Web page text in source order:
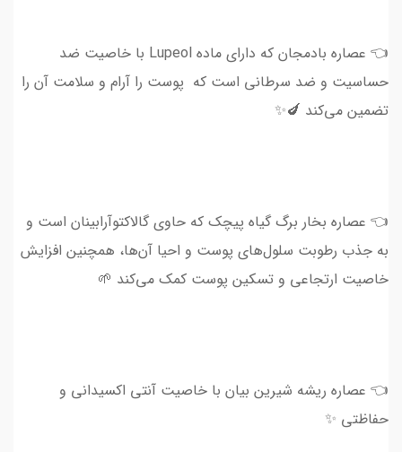
👈 عصاره بادمجان که دارای ماده Lupeol با خاصیت ضد
حساسیت و ضد سرطانی است که پوست را آرام و سلامت آن را
تضمین می‌کند 🍆✨
👈 عصاره بخار برگ گیاه پیچک که حاوی گالاکتوآرابینان است و
به جذب رطوبت سلول‌های پوست و احیا آن‌ها، همچنین افزایش
خاصیت ارتجاعی و تسکین پوست کمک می‌کند 🌱
👈 عصاره ریشه شیرین بیان با خاصیت آنتی اکسیدانی و
حفاظتی ✨